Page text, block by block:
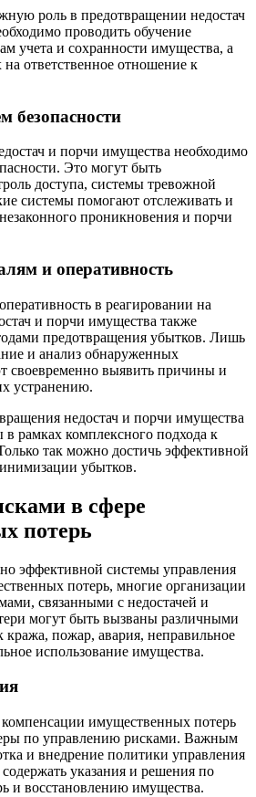
роль в предотвращении недостач
проводить обучение
учета и сохранности имущества, а
ответственное отношение к
безопасности
и порчи имущества необходимо
Это могут быть
доступа, системы тревожной
системы помогают отслеживать и
проникновения и порчи
и оперативность
в реагировании на
и порчи имущества также
предотвращения убытков. Лишь
и анализ обнаруженных
своевременно выявить причины и
устранению.
недостач и порчи имущества
рамках комплексного подхода к
так можно достичь эффективной
убытков.
в сфере
потерь
эффективной системы управления
потерь, многие организации
связанными с недостачей и
могут быть вызваны различными
пожар, авария, неправильное
использование имущества.
имущественных потерь
по управлению рисками. Важным
и внедрение политики управления
указания и решения по
и восстановлению имущества.